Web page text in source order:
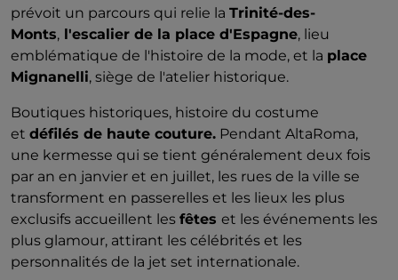
prévoit un parcours qui relie la Trinité-des-
Monts, l'escalier de la place d'Espagne, lieu
emblématique de l'histoire de la mode, et la place
Mignanelli, siège de l'atelier historique.
Boutiques historiques, histoire du costume
et défilés de haute couture. Pendant AltaRoma,
une kermesse qui se tient généralement deux fois
par an en janvier et en juillet, les rues de la ville se
transforment en passerelles et les lieux les plus
exclusifs accueillent les fêtes et les événements les
plus glamour, attirant les célébrités et les
personnalités de la jet set internationale.